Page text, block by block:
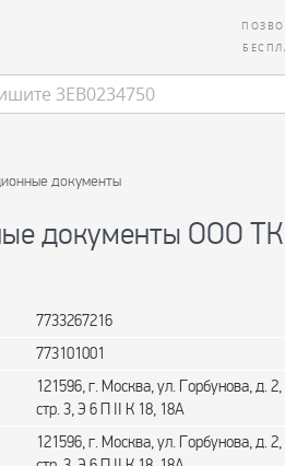
документы
документы ООО ТК
7733267216
773101001
121596, г. Москва, ул. Горбунова, д. 2,
стр. 3, Э 6 П II К 18, 18А
121596, г. Москва, ул. Горбунова, д. 2,